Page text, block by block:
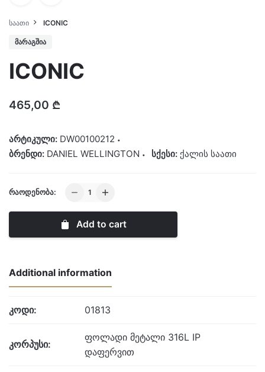
ᲡᲐᲐᲗᲘ ICONIC
ᲛᲐᲠᲐᲒᲨᲘᲐ
ICONIC
465,00 ₾
არტიკული: DW00100212
ბრენდი: DANIEL WELLINGTON სქესი: ქალის საათი
ᲠᲐᲝᲓᲔᲜᲝᲑᲐ:
ICONIC
Add to cart
Additional information
კოდი: 01813
კორპუსი:
ფოლადი მეტალი 316L IP
დაფერვით